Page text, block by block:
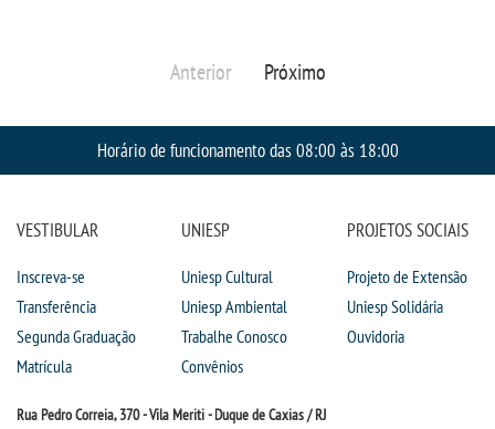
Anterior Próximo
Horário de funcionamento das 08:00 às 18:00
VESTIBULAR
Inscreva-se
Transferência
Segunda Graduação
Matrícula
UNIESP
Uniesp Cultural
Uniesp Ambiental
Trabalhe Conosco
Convênios
PROJETOS SOCIAIS
Projeto de Extensão
Uniesp Solidária
Ouvidoria
Rua Pedro Correia, 370 - Vila Meriti - Duque de Caxias / RJ